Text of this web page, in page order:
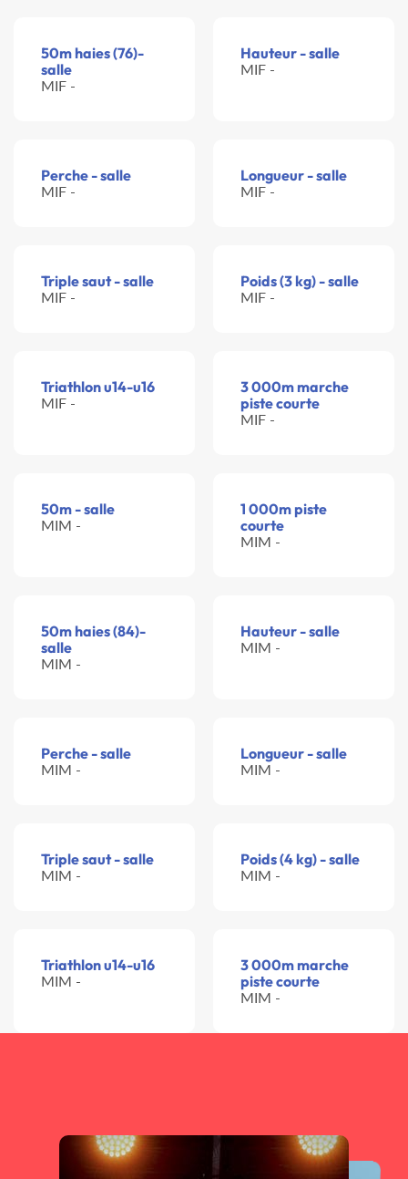
50m haies (76)-
salle
MIF -
Hauteur - salle
MIF -
Perche - salle
MIF -
Longueur - salle
MIF -
Triple saut - salle
MIF -
Poids (3 kg) - salle
MIF -
Triathlon u14-u16
MIF -
3 000m marche
piste courte
MIF -
50m - salle
MIM -
1 000m piste
courte
MIM -
50m haies (84)-
salle
MIM -
Hauteur - salle
MIM -
Perche - salle
MIM -
Longueur - salle
MIM -
Triple saut - salle
MIM -
Poids (4 kg) - salle
MIM -
Triathlon u14-u16
MIM -
3 000m marche
piste courte
MIM -